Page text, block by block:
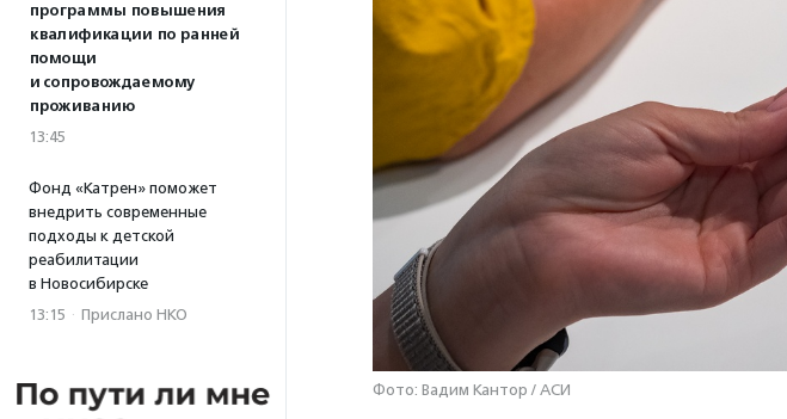
программы повышения
квалификации по ранней
помощи
и сопровождаемому
проживанию
13:45
Фонд «Катрен» поможет
внедрить современные
подходы к детской
реабилитации
в Новосибирске
13:15 · Прислано НКО
Фото: Вадим Кантор / АСИ